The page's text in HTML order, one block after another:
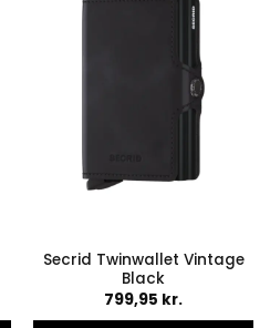
Secrid Twinwallet Vintage
Black
799,95 kr.